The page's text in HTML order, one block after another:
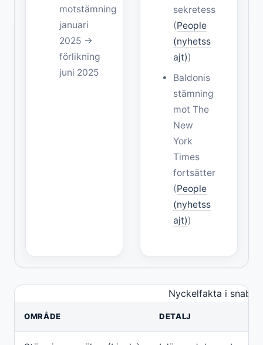
motstämning
januari
2025 →
förlikning
juni 2025
sekretess
(People
(nyhetss
ajt))
Baldonis
stämning
mot The
New
York
Times
fortsätter
(People
(nyhetss
ajt))
Nyckelfakta i
OMRÅDE DETALJ